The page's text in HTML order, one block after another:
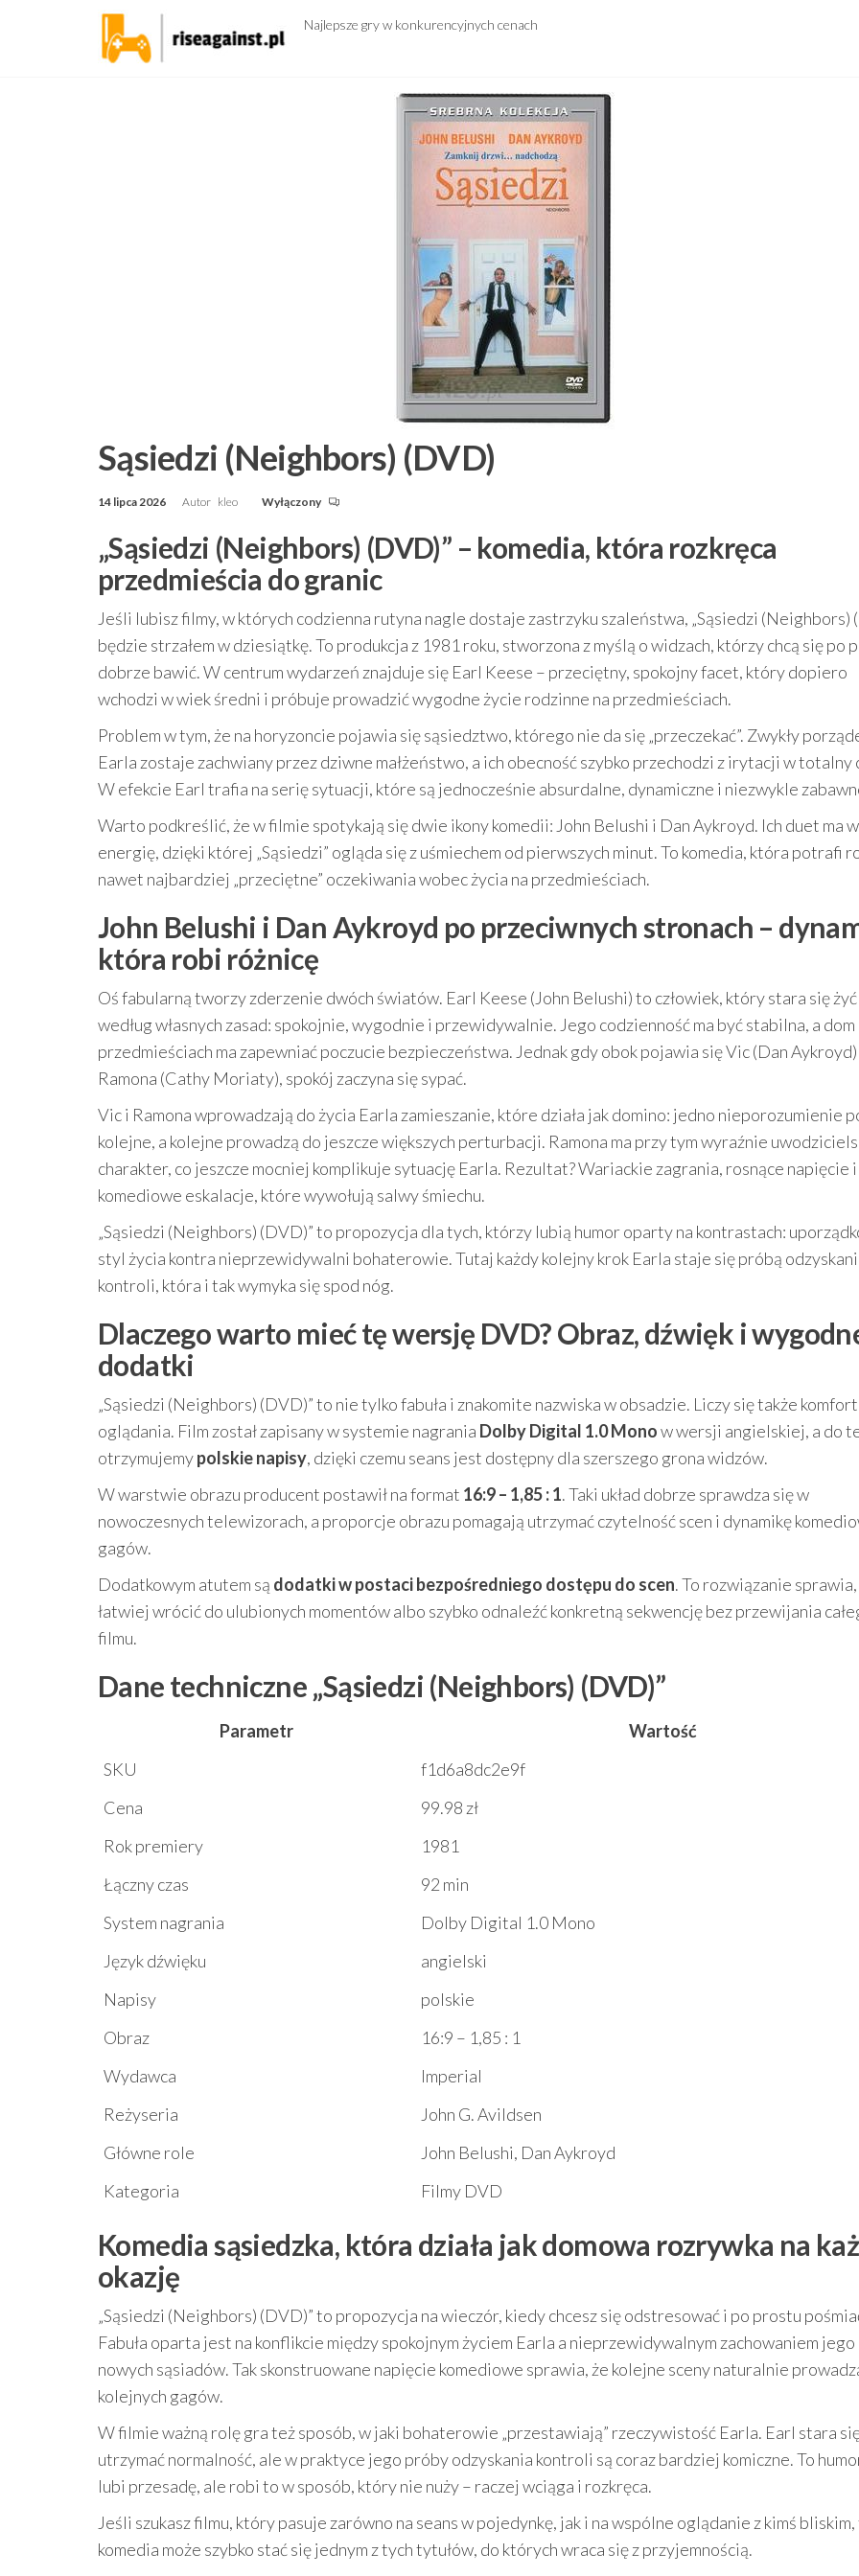
Najlepsze gry w konkurencyjnych cenach
Sąsiedzi (Neighbors) (DVD)
14 lipca 2026 Autor kleo Wyłączony
„Sąsiedzi (Neighbors) (DVD)” – komedia, która rozkręca
przedmieścia do granic
Jeśli lubisz filmy, w których codzienna rutyna nagle dostaje zastrzyku szaleństwa, „Sąsiedzi (Neighbors)
będzie strzałem w dziesiątkę. To produkcja z 1981 roku, stworzona z myślą o widzach, którzy chcą się po
dobrze bawić. W centrum wydarzeń znajduje się Earl Keese – przeciętny, spokojny facet, który dopiero
wchodzi w wiek średni i próbuje prowadzić wygodne życie rodzinne na przedmieściach.
Problem w tym, że na horyzoncie pojawia się sąsiedztwo, którego nie da się „przeczekać”. Zwykły
Earla zostaje zachwiany przez dziwne małżeństwo, a ich obecność szybko przechodzi z irytacji w totalny
W efekcie Earl trafia na serię sytuacji, które są jednocześnie absurdalne, dynamiczne i niezwykle
Warto podkreślić, że w filmie spotykają się dwie ikony komedii: John Belushi i Dan Aykroyd. Ich duet ma
energię, dzięki której „Sąsiedzi” ogląda się z uśmiechem od pierwszych minut. To komedia, która potrafi
nawet najbardziej „przeciętne” oczekiwania wobec życia na przedmieściach.
John Belushi i Dan Aykroyd po przeciwnych stronach –
która robi różnicę
Oś fabularną tworzy zderzenie dwóch światów. Earl Keese (John Belushi) to człowiek, który stara się żyć
według własnych zasad: spokojnie, wygodnie i przewidywalnie. Jego codzienność ma być stabilna, a dom
przedmieściach ma zapewniać poczucie bezpieczeństwa. Jednak gdy obok pojawia się Vic (Dan
Ramona (Cathy Moriaty), spokój zaczyna się sypać.
Vic i Ramona wprowadzają do życia Earla zamieszanie, które działa jak domino: jedno nieporozumienie
kolejne, a kolejne prowadzą do jeszcze większych perturbacji. Ramona ma przy tym wyraźnie
charakter, co jeszcze mocniej komplikuje sytuację Earla. Rezultat? Wariackie zagrania, rosnące napięcie i
komediowe eskalacje, które wywołują salwy śmiechu.
„Sąsiedzi (Neighbors) (DVD)” to propozycja dla tych, którzy lubią humor oparty na kontrastach:
styl życia kontra nieprzewidywalni bohaterowie. Tutaj każdy kolejny krok Earla staje się próbą
kontroli, która i tak wymyka się spod nóg.
Dlaczego warto mieć tę wersję DVD? Obraz, dźwięk i
dodatki
„Sąsiedzi (Neighbors) (DVD)” to nie tylko fabuła i znakomite nazwiska w obsadzie. Liczy się także komfort
oglądania. Film został zapisany w systemie nagrania Dolby Digital 1.0 Monow wersji angielskiej, a do
otrzymujemypolskie napisy, dzięki czemu seans jest dostępny dla szerszego grona widzów.
W warstwie obrazu producent postawił na format 16:9 – 1,85 : 1. Taki układ dobrze sprawdza się w
nowoczesnych telewizorach, a proporcje obrazu pomagają utrzymać czytelność scen i dynamikę
gagów.
Dodatkowym atutem są dodatki w postaci bezpośredniego dostępu do scen. To rozwiązanie sprawia,
łatwiej wrócić do ulubionych momentów albo szybko odnaleźć konkretną sekwencję bez przewijania
filmu.
Dane techniczne „Sąsiedzi (Neighbors) (DVD)”
Parametr
Wartość
SKU
f1d6a8dc2e9f
Cena
99.98 zł
Rok premiery
1981
Łączny czas
92 min
System nagrania
Dolby Digital 1.0 Mono
Język dźwięku
angielski
Napisy
polskie
Obraz
16:9 – 1,85 : 1
Wydawca
Imperial
Reżyseria
John G. Avildsen
Główne role
John Belushi, Dan Aykroyd
Kategoria
Filmy DVD
Komedia sąsiedzka, która działa jak domowa rozrywka na
okazję
„Sąsiedzi (Neighbors) (DVD)” to propozycja na wieczór, kiedy chcesz się odstresować i po prostu
Fabuła oparta jest na konflikcie między spokojnym życiem Earla a nieprzewidywalnym zachowaniem jego
nowych sąsiadów. Tak skonstruowane napięcie komediowe sprawia, że kolejne sceny naturalnie
kolejnych gagów.
W filmie ważną rolę gra też sposób, w jaki bohaterowie „przestawiają” rzeczywistość Earla. Earl stara
utrzymać normalność, ale w praktyce jego próby odzyskania kontroli są coraz bardziej komiczne. To
lubi przesadę, ale robi to w sposób, który nie nuży – raczej wciąga i rozkręca.
Jeśli szukasz filmu, który pasuje zarówno na seans w pojedynkę, jak i na wspólne oglądanie z kimś bliskim,
komedia może szybko stać się jednym z tych tytułów, do których wraca się z przyjemnością.